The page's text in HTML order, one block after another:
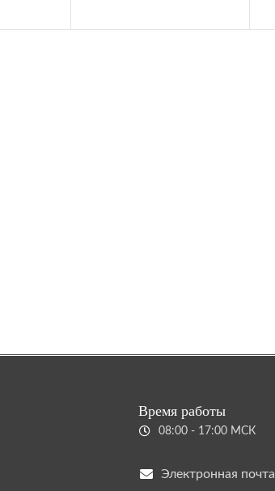
Время работы
08:00 - 17:00 МСК
Электронная почта